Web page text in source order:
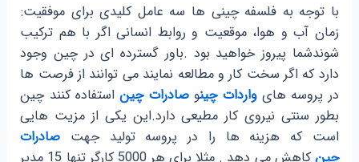
با توجه به فلسفه چینی ها سه عامل کلیدی برای موفقیت:
زمان آب و هوا، موقعیت و روابط انسانی اگر با هم ترکیب
شوندشما پیروز خواهید بود .باور گسترده ای در چین وجود
دارد که اگر سخت کار و مطالعه نمایند می توانند از فرصت ها
در پروسه هایواردات چینوصادرات چیناستفاده کنند چین
بطور سنتی نیروی کار مطیعی دارد.این یکی از مزیت هایی
است که هزینه ها را در پروسه تولید جهت صادرات
چین
کاهش می دهد . مثلا برای هر 5000 کارگر تنها 15 مدیر